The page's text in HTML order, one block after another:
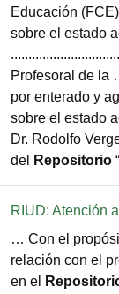
Educación
sobre el estado
Profesoral de la
por enterado y
sobre el estado
Dr. Rodolfo
del
Repositorio
RIUD: Atención
… Con el
relación con el
en el